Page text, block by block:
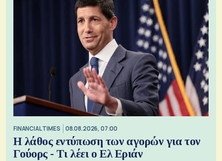
FINANCIAL TIMES 08.08.2026, 07:00
Η λάθος εντύπωση των αγορών για τον
Γούορς - Τι λέει ο Ελ Εριάν